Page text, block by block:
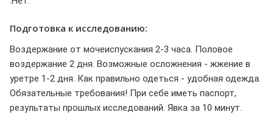
Подготовка к исследованию:
Воздержание от мочеиспускания 2-3 часа. Половое
воздержание 2 дня. Возможные осложнения - жжение в
уретре 1-2 дня. Как правильно одеться - удобная одежда.
Обязательные требования! При себе иметь паспорт,
результаты прошлых исследований. Явка за 10 минут.